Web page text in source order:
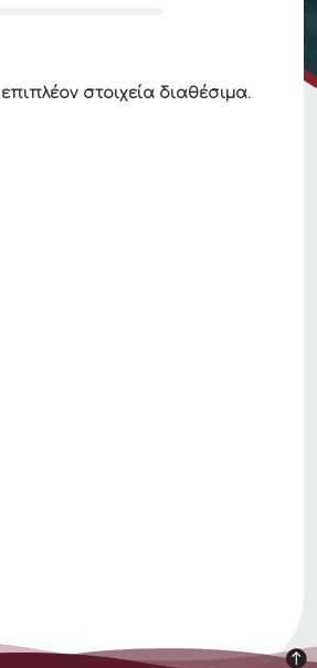
στοιχεία διαθέσιμα.